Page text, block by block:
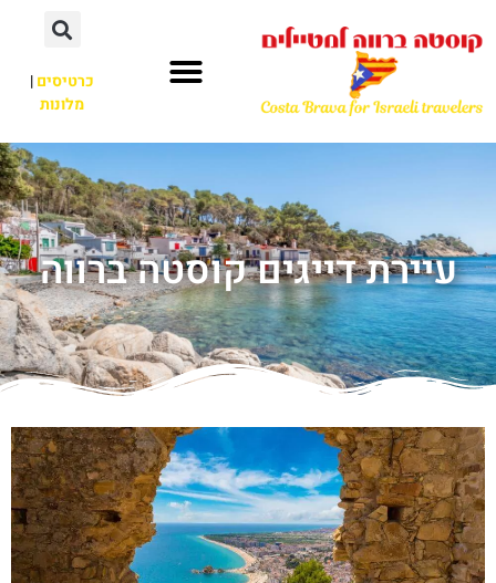
כרטיסים|
מלונות
עיירת דייגים קוסטה ברווה